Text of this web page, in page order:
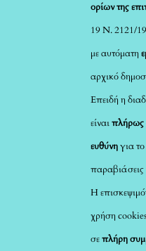
ορίων της
19 Ν. 2121/
με αυτόματη
αρχικό
Επειδή η
είναιπλήρως
ευθύνηγια
παραβιάσεις
Η
χρήση
σεπλήρη